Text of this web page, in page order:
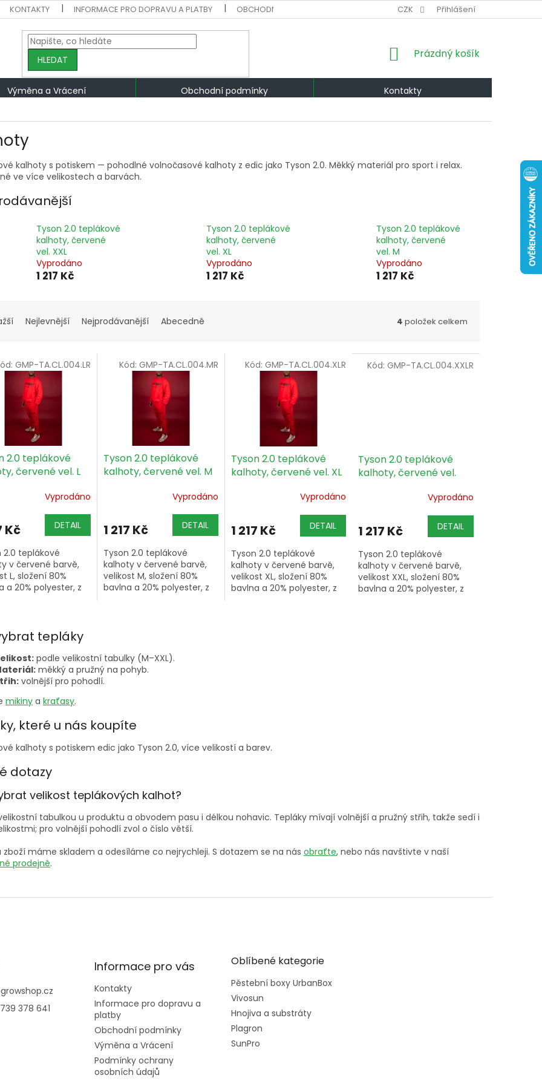
KONTAKTY INFORMACE PRO DOPRAVU A PLATBY OBCHODNÍ PODMÍNKY VÝMĚNA A VRÁCENÍ PODMÍNKY OCHRANY
CZK Přihlášení
HLEDAT
NÁKUPNÍ
Prázdný košík
Výměna a Vrácení Obchodní podmínky
Kontakty
kalhoty s potiskem — pohodlné volnočasové kalhoty z edic jako Tyson 2.0. Měkký materiál pro sport i relax.
ve více velikostech a barvách.
Tyson 2.0 teplákové
kalhoty, červené
vel. XXL
Vyprodáno
1 217 Kč
Tyson 2.0 teplákové
kalhoty, červené
vel. XL
Vyprodáno
1 217 Kč
Tyson 2.0 teplákové
kalhoty, červené
vel. M
Vyprodáno
1 217 Kč
Nejlevnější Nejprodávanější Abecedně 4 položek celkem
2.0 teplákové
červené vel. L
Vyprodáno
Kč DETAIL
2.0 teplákové
v červené barvě,
L, složení 80%
a 20% polyester, z
GMP-TA.CL.004.LR
Tyson 2.0 teplákové
kalhoty, červené vel. M
Vyprodáno
1 217 Kč DETAIL
Tyson 2.0 teplákové
kalhoty v červené barvě,
velikost M, složení 80%
bavlna a 20% polyester, z
Kód: GMP-TA.CL.004.MR
Tyson 2.0 teplákové
kalhoty, červené vel. XL
Vyprodáno
1 217 Kč DETAIL
Tyson 2.0 teplákové
kalhoty v červené barvě,
velikost XL, složení 80%
bavlna a 20% polyester, z
Kód:GMP-TA.CL.004.XLR
Tyson 2.0 teplákové
kalhoty, červené vel.
Vyprodáno
1 217 Kč DETAIL
Tyson 2.0 teplákové
kalhoty v červené barvě,
velikost XXL, složení 80%
bavlna a 20% polyester, z
Kód: GMP-TA.CL.004.XXLR
k
y
s
u
tepláky
podle velikostní tabulky (M–XXL).
měkký a pružný na pohyb.
volnější pro pohodlí.
mikiny a kraťasy.
které u nás koupíte
kalhoty s potiskem edic jako Tyson 2.0, více velikostí a barev.
dotazy
velikost teplákových kalhot?
tabulkou u produktu a obvodem pasu i délkou nohavic. Tepláky mívají volnější a pružný střih, takže sedí i
pro volnější pohodlí zvol o číslo větší.
zboží máme skladem a odesíláme co nejrychleji. S dotazem se na nás obraťte, nebo nás navštivte v naší
prodejně.
growshop.cz
378 641
Informace pro vás
Kontakty
Informace pro dopravu a
platby
Obchodní podmínky
Výměna a Vrácení
Podmínky ochrany
osobních údajů
Oblíbené kategorie
Pěstební boxy UrbanBox
Vivosun
Hnojiva a substráty
Plagron
SunPro